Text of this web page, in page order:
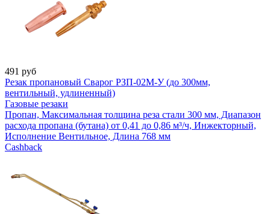
491 руб
Резак пропановый Сварог РЗП-02М-У (до 300мм,
вентильный, удлиненный)
Газовые резаки
Пропан, Максимальная толщина реза стали 300 мм, Диапазон
расхода пропана (бутана) от 0,41 до 0,86 м³/ч, Инжекторный,
Исполнение Вентильное, Длина 768 мм
Cashback